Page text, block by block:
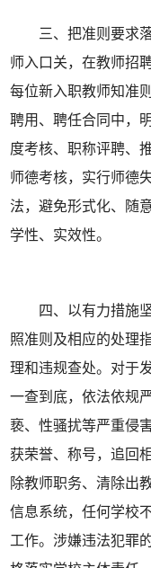
三、把准则要求
师入口关，在教师招
每位新入职教师知准
聘用、聘任合同中，
度考核、职称评聘、
师德考核，实行师德
法，避免形式化、随
学性、实效性。
四、以有力措施
照准则及相应的处理
理和违规查处。对于
一查到底，依法依规
亵、性骚扰等严重侵
获荣誉、称号，追回
除教师职务、清除出
信息系统，任何学校
工作。涉嫌违法犯罪